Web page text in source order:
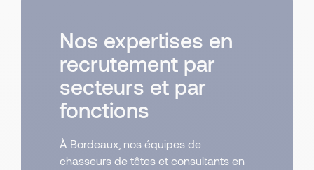
Nos expertises en
recrutement par
secteurs et par
fonctions
À Bordeaux, nos équipes de
chasseurs de têtes et consultants en